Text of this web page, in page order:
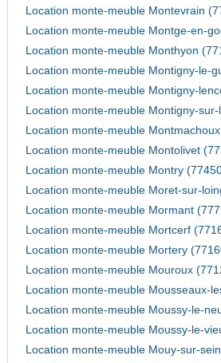
Location monte-meuble Montevrain
Location monte-meuble Montge-en-
Location monte-meuble Monthyon
Location monte-meuble Montigny-le-
Location monte-meuble Montigny-
Location monte-meuble Montigny-
Location monte-meuble
Location monte-meuble Montolivet
Location monte-meuble Montry
Location monte-meuble Moret-sur-
Location monte-meuble Mormant
Location monte-meuble Mortcerf
Location monte-meuble Mortery
Location monte-meuble Mouroux
Location monte-meuble Mousseaux-
Location monte-meuble Moussy-le-
Location monte-meuble Moussy-le-
Location monte-meuble Mouy-sur-